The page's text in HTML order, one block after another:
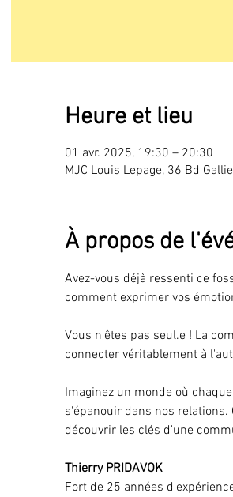
Heure et lieu
01 avr. 2025, 19:30 – 20:30
MJC Louis Lepage, 36 Bd
À propos de
Avez-vous déjà ressenti ce
comment exprimer vos
Vous n'êtes pas seul.e ! La
connecter véritablement à
Imaginez un monde où
s'épanouir dans nos relations.
découvrir les clés d'une
Thierry PRIDAVOK
Fort de 25 années